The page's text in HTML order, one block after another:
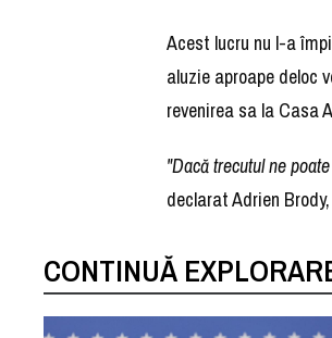
Acest lucru nu l-a
aluzie aproape deloc
revenirea sa la Casa
"Dacă trecutul ne
declarat Adrien
CONTINUĂ